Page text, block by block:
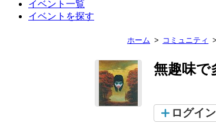
イベント一覧
イベントを探す
ホーム コミュニティ
無趣味で
ログイ